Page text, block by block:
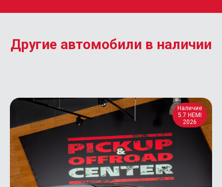
Другие автомобили в наличии
Наличие
5.7 HEMI
2026